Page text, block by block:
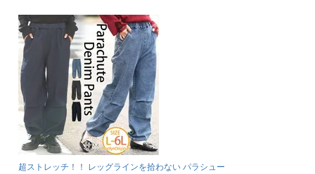
超ストレッチ！！ レッグラインを拾わない パラシュー